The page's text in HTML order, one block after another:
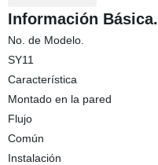
Información Básica.
No. de Modelo.
SY11
Característica
Montado en la pared
Flujo
Común
Instalación